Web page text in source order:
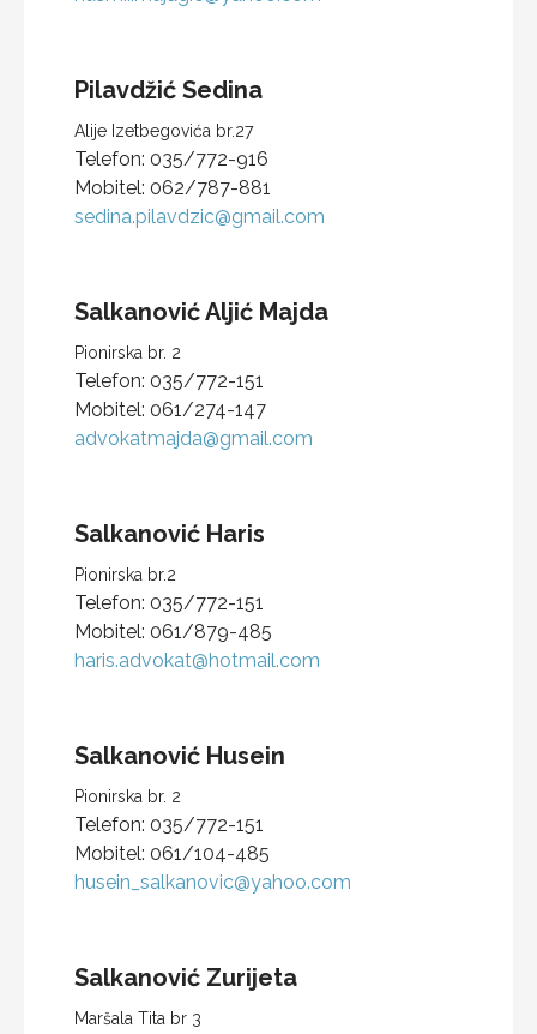
Pilavdžić Sedina
Alije Izetbegovića br.27
Telefon: 035/772-916
Mobitel: 062/787-881
sedina.pilavdzic@gmail.com
Salkanović Aljić Majda
Pionirska br. 2
Telefon: 035/772-151
Mobitel: 061/274-147
advokatmajda@gmail.com
Salkanović Haris
Pionirska br.2
Telefon: 035/772-151
Mobitel: 061/879-485
haris.advokat@hotmail.com
Salkanović Husein
Pionirska br. 2
Telefon: 035/772-151
Mobitel: 061/104-485
husein_salkanovic@yahoo.com
Salkanović Zurijeta
Maršala Tita br 3